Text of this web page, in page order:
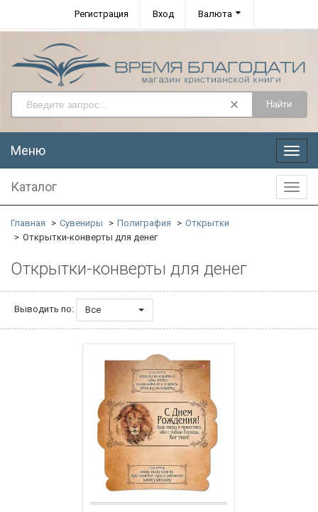
Регистрация Вход Валюта
Найти
Меню
Меню
Каталог
Главная Сувениры Полиграфия
Открытки
Открытки-конверты для денег
Открытки-конверты для денег
Выводить по: Все